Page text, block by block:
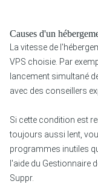
Causes d'un
La vitesse de
VPS choisie. Par
lancement simultané
avec des conseillers
Si cette condition est
toujours aussi lent,
programmes inutiles
l'aide du Gestionnaire
Suppr.